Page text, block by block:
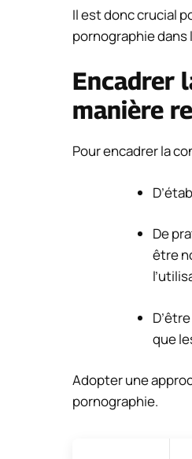
Il est donc crucial
pornographie
Encadrer
manière
Pour encadrer la
De
être
que
Adopter une
pornographie.